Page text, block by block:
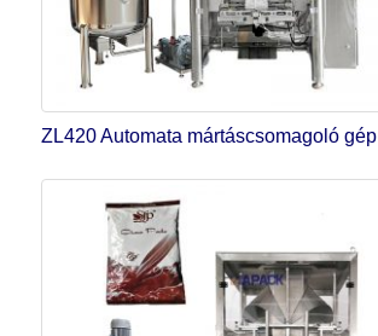
ZL420 Automata mártáscsomagoló gép